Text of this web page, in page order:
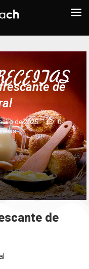
de
de 2025
0
de